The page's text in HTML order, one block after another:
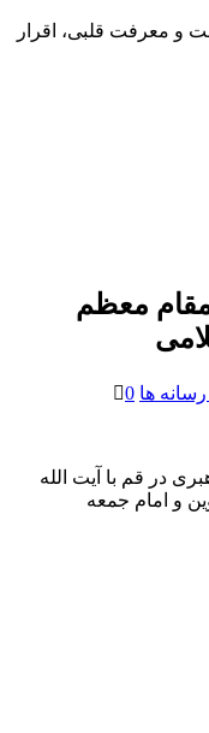
و معرفت قلبی، اقرار
مقام معظم
رسانه ها 0
در قم با آیت الله
و امام جمعه